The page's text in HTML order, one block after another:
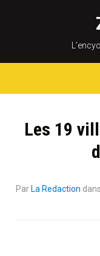
Les 19
Par La Redaction dans